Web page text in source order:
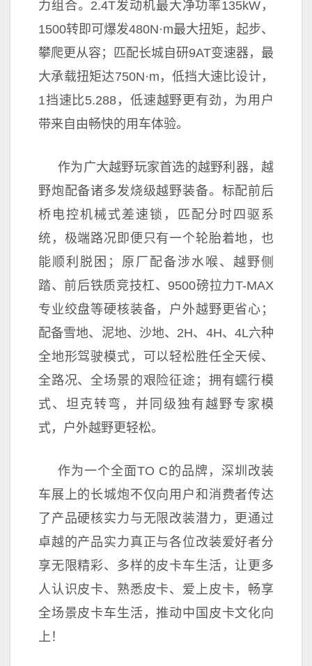
力组合。2.4T发动机最大净功率135kW，
1500转即可爆发480N·m最大扭矩，起步、
攀爬更从容；匹配长城自研9AT变速器，最
大承载扭矩达750N·m，低挡大速比设计，
1挡速比5.288，低速越野更有劲，为用户
带来自由畅快的用车体验。
作为广大越野玩家首选的越野利器，越
野炮配备诸多发烧级越野装备。标配前后
桥电控机械式差速锁，匹配分时四驱系
统，极端路况即便只有一个轮胎着地，也
能顺利脱困；原厂配备涉水喉、越野侧
踏、前后铁质竞技杠、9500磅拉力T-MAX
专业绞盘等硬核装备，户外越野更省心；
配备雪地、泥地、沙地、2H、4H、4L六种
全地形驾驶模式，可以轻松胜任全天候、
全路况、全场景的艰险征途；拥有蠕行模
式、坦克转弯，并同级独有越野专家模
式，户外越野更轻松。
作为一个全面TO C的品牌，深圳改装
车展上的长城炮不仅向用户和消费者传达
了产品硬核实力与无限改装潜力，更通过
卓越的产品实力真正与各位改装爱好者分
享无限精彩、多样的皮卡车生活，让更多
人认识皮卡、熟悉皮卡、爱上皮卡，畅享
全场景皮卡车生活，推动中国皮卡文化向
上！